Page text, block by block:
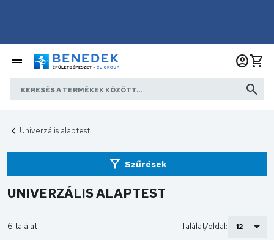
Univerzális alaptest
UNIVERZÁLIS ALAPTEST
6 találat Találat/oldal:
Szűrések